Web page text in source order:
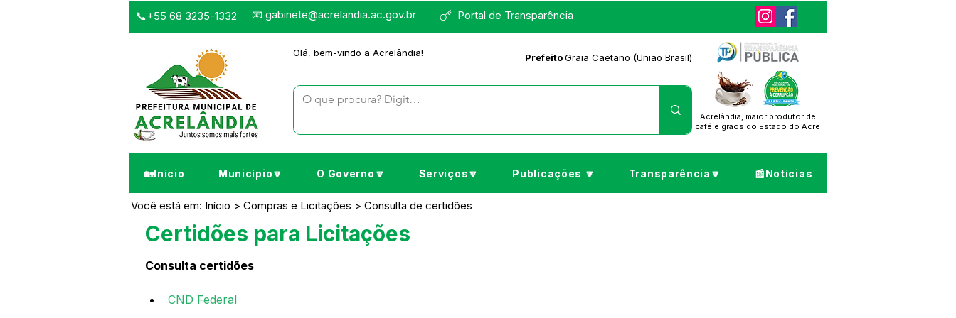
Portal de Transparência
📞+55 68 3235-1332 📧 gabinete@acrelandia.ac.gov.br
Olá, bem-vindo a Acrelândia! PrefeitoGraia Caetano (União Brasil)
Acrelândia, maior produtor de
café e grãos do Estado do Acre
🏡Início Município🔽 O Governo🔽 Serviços🔽 Publicações 🔽 Transparência🔽 📰Notícias
Você está em: Início > Compras e Licitações > Consulta de certidões
Certidões para Licitações
Consulta certidões
CND Federal